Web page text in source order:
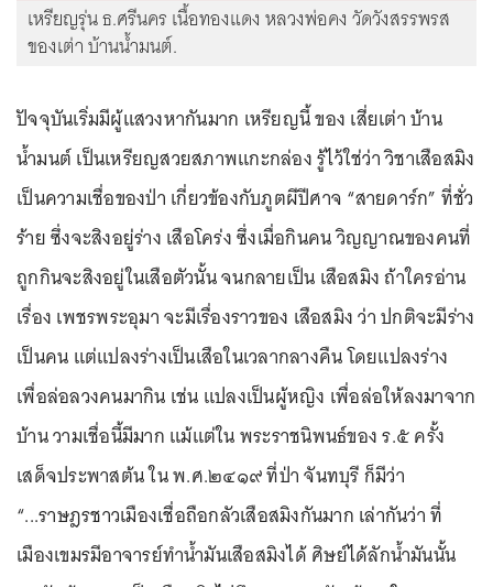
เหรียญรุ่น ธ.ศรีนคร เนื้อทองแดง หลวงพ่อคง วัดวังสรรพรส
ของเต่า บ้านน้ำมนต์.
ปัจจุบันเริ่มมีผู้แสวงหากันมาก เหรียญนี้ ของ เสี่ยเต่า บ้าน
น้ำมนต์ เป็นเหรียญสวยสภาพแกะกล่อง รู้ไว้ใช่ว่า วิชาเสือสมิง
เป็นความเชื่อของป่า เกี่ยวข้องกับภูตผีปีศาจ “สายดาร์ก” ที่ชั่ว
ร้าย ซึ่งจะสิงอยู่ร่าง เสือโคร่ง ซึ่งเมื่อกินคน วิญญาณของคนที่
ถูกกินจะสิงอยู่ในเสือตัวนั้น จนกลายเป็น เสือสมิง ถ้าใครอ่าน
เรื่อง เพชรพระอุมา จะมีเรื่องราวของ เสือสมิง ว่า ปกติจะมีร่าง
เป็นคน แต่แปลงร่างเป็นเสือในเวลากลางคืน โดยแปลงร่าง
เพื่อล่อลวงคนมากิน เช่น แปลงเป็นผู้หญิง เพื่อล่อให้ลงมาจาก
บ้าน วามเชื่อนี้มีมาก แม้แต่ใน พระราชนิพนธ์ของ ร.๕ ครั้ง
เสด็จประพาสต้น ใน พ.ศ.๒๔๑๙ ที่ป่า จันทบุรี ก็มีว่า
“...ราษฎรชาวเมืองเชื่อถือกลัวเสือสมิงกันมาก เล่ากันว่า ที่
เมืองเขมรมีอาจารย์ทำน้ำมันเสือสมิงได้ ศิษย์ได้ลักน้ำมันนั้น